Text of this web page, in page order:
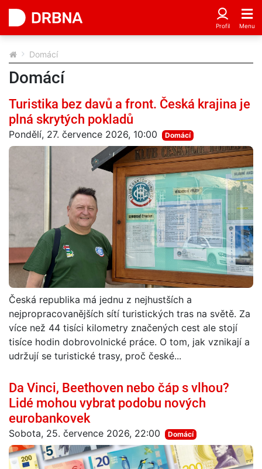
Domácí
Domácí
Turistika bez davů a front. Česká krajina je
plná skrytých pokladů
Pondělí, 27. července 2026, 10:00 Domácí
Česká republika má jednu z nejhustších a
nejpropracovanějších sítí turistických tras na světě. Za
více než 44 tisíci kilometry značených cest ale stojí
tisíce hodin dobrovolnické práce. O tom, jak vznikají a
udržují se turistické trasy, proč české...
Da Vinci, Beethoven nebo čáp s vlhou?
Lidé mohou vybrat podobu nových
eurobankovek
Sobota, 25. července 2026, 22:00 Domácí